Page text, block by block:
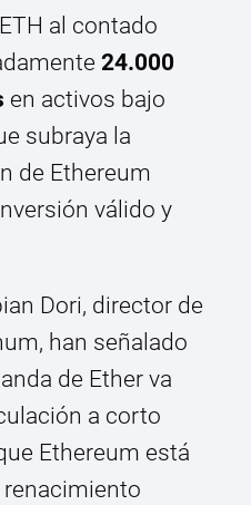
al contado
24.000
en activos bajo
subraya la
de Ethereum
válido y
Dori, director de
han señalado
de Ether va
a corto
Ethereum está